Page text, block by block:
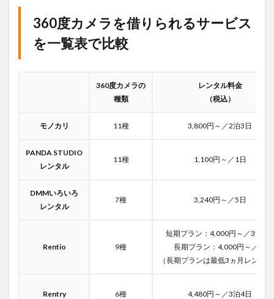
360度カメラを借りられるサービス
を一覧表で比較
360度カメラの
種類
レンタル料金
（税込）
モノカリ 11種 3,800円～／2泊3日
PANDA STUDIO
レンタル
11種 1,100円～／1日
DMMいろいろ
レンタル
7種 3,240円～／5日
Rentio 9種
短期プラン：4,000円～／3泊4日
長期プラン：4,000円～／月
（長期プランは最低3ヵ月レンタ
Rentry 6種 4,480円～／3泊4日